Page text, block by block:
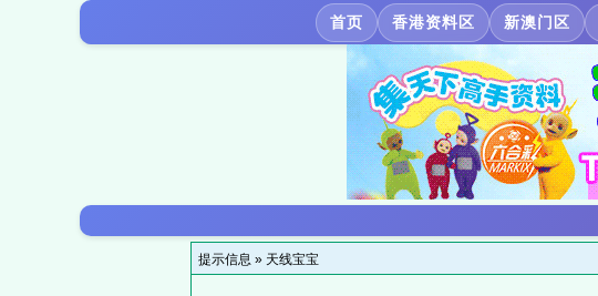
首页 香港资料区 新澳门区
提示信息 » 天线宝宝